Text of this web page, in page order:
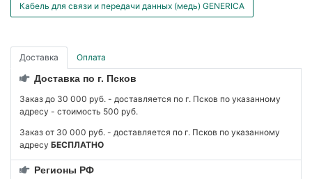
Кабель для связи и передачи данных (медь) GENERICA
Доставка Оплата
Доставка по г. Псков
Заказ до 30 000 руб. - доставляется по г. Псков по указанному
адресу - стоимость 500 руб.
Заказ от 30 000 руб. - доставляется по г. Псков по указанному
адресу БЕСПЛАТНО
Регионы РФ